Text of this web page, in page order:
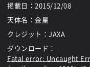
掲載日： 2015/12/08
天体名：金星
クレジット：JAXA
ダウンロード：
Fatal error: Uncaught